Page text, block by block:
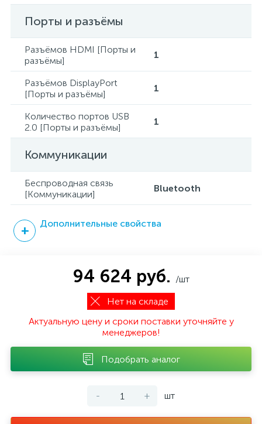
Порты и разъёмы
Разъёмов HDMI [Порты и
разъёмы]
1
Разъёмов DisplayPort
[Порты и разъёмы]
1
Количество портов USB
2.0 [Порты и разъёмы]
1
Коммуникации
Беспроводная связь
[Коммуникации]
Bluetooth
Дополнительные свойства
94 624 руб. /шт
Нет на складе
Актуальную цену и сроки поставки уточняйте у
менеджеров!
Подобрать аналог
- + шт